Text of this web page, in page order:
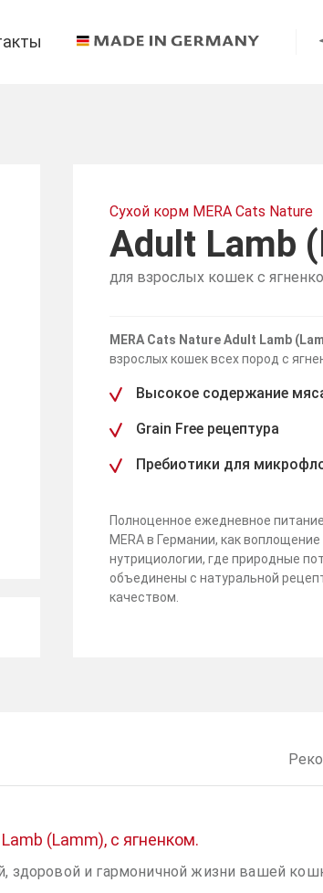
Сухой корм MERA Cats Nature
Adult Lamb
для взрослых кошек с
MERA Cats Nature Adult Lamb
взрослых кошек всех пород с
Высокое содержание
Grain Free рецептура
Пребиотики для
Полноценное ежедневное
MERA в Германии, как
нутрициологии, где природные
объединены с натуральной
качеством.
(Lamm), с ягненком.
здоровой и гармоничной жизни вашей